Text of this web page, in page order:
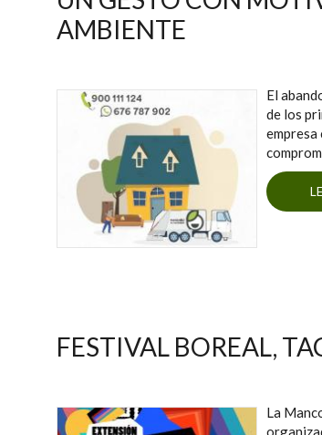
AMBIENTE
El
de los
empresa
FESTIVAL BOREAL,
La